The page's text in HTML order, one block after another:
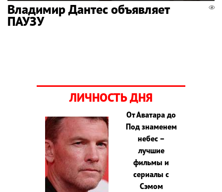
Владимир Дантес объявляет
ПАУЗУ
ЛИЧНОСТЬ ДНЯ
От Аватара до
Под знаменем
небес –
лучшие
фильмы и
сериалы с
Сэмом